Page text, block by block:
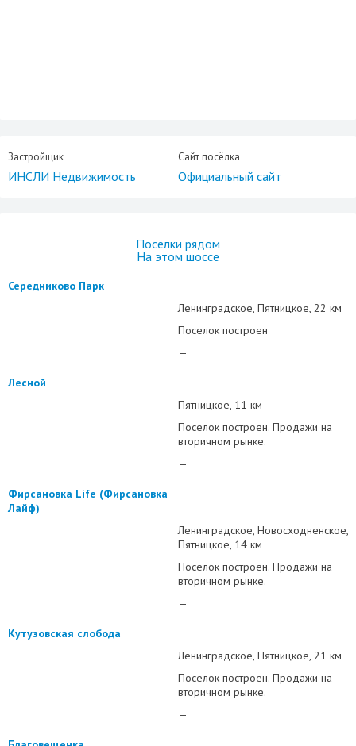
Застройщик
ИНСЛИ Недвижимость
Сайт посёлка
Официальный сайт
Посёлки рядом
На этом шоссе
Середниково Парк
Ленинградское Пятницкое 22 км
Поселок построен
—
Лесной
Пятницкое 11 км
Поселок построен. Продажи на
вторичном рынке.
—
Фирсановка Life (Фирсановка
Лайф)
Ленинградское Новосходненское
Пятницкое 14 км
Поселок построен. Продажи на
вторичном рынке.
—
Кутузовская слобода
Ленинградское Пятницкое 21 км
Поселок построен. Продажи на
вторичном рынке.
—